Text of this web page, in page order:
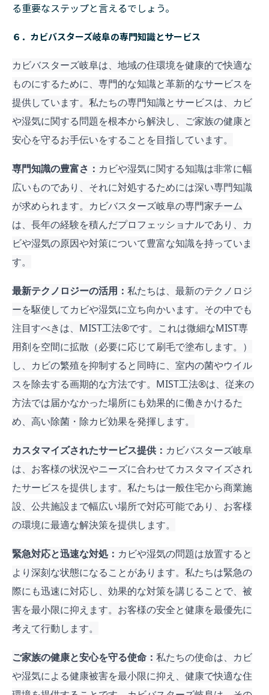
る重要なステップと言えるでしょう。
６．カビバスターズ岐阜の専門知識とサービス
カビバスターズ岐阜は、地域の住環境を健康的で快適な
ものにするために、専門的な知識と革新的なサービスを
提供しています。私たちの専門知識とサービスは、カビ
や湿気に関する問題を根本から解決し、ご家族の健康と
安心を守るお手伝いをすることを目指しています。
専門知識の豊富さ： カビや湿気に関する知識は非常に幅
広いものであり、それに対処するためには深い専門知識
が求められます。カビバスターズ岐阜の専門家チーム
は、長年の経験を積んだプロフェッショナルであり、カ
ビや湿気の原因や対策について豊富な知識を持っていま
す。
最新テクノロジーの活用： 私たちは、最新のテクノロジ
ーを駆使してカビや湿気に立ち向かいます。その中でも
注目すべきは、MIST工法®︎です。これは微細なMIST専
用剤を空間に拡散（必要に応じて刷毛で塗布します。）
し、カビの繁殖を抑制すると同時に、室内の菌やウイル
スを除去する画期的な方法です。MIST工法®︎は、従来の
方法では届かなかった場所にも効果的に働きかけるた
め、高い除菌・除カビ効果を発揮します。
カスタマイズされたサービス提供： カビバスターズ岐阜
は、お客様の状況やニーズに合わせてカスタマイズされ
たサービスを提供します。私たちは一般住宅から商業施
設、公共施設まで幅広い場所で対応可能であり、お客様
の環境に最適な解決策を提供します。
緊急対応と迅速な対処： カビや湿気の問題は放置すると
より深刻な状態になることがあります。私たちは緊急の
際にも迅速に対応し、効果的な対策を講じることで、被
害を最小限に抑えます。お客様の安全と健康を最優先に
考えて行動します。
ご家族の健康と安心を守る使命： 私たちの使命は、カビ
や湿気による健康被害を最小限に抑え、健康で快適な住